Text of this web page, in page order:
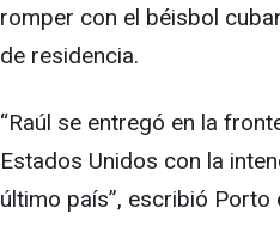
romper con el béisbol
de residencia.
“Raúl se entregó en la
Estados Unidos con la
último país”, escribió Porto